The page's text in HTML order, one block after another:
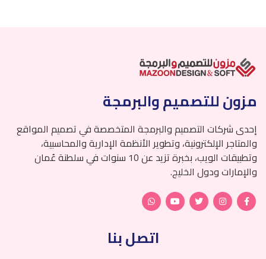
مزون للتصميم والبرمجة
إحدى شركات التصميم والبرمجة المتخصصة في تصميم المواقع
والمتاجر الإلكترونية، وتطوير الأنظمة الإدارية والمحاسبية،
وتطبيقات الويب، بخبرة تزيد عن 10 سنوات في سلطنة عُمان
والإمارات ودول الخليج.
اتصل بنا